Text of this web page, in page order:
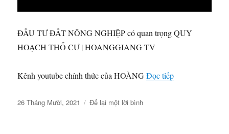
ĐẦU TƯ ĐẤT NÔNG NGHIỆP có quan trọng QUY
HOẠCH THỔ CƯ | HOANGGIANG TV
Kênh youtube chính thức của HOÀNGĐọc tiếp“ĐẦU TƯ ĐẤT
Đăng
26 Tháng Mười, 2021 Để lại một lời bìnhở